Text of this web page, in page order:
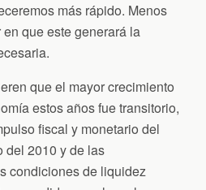
más rápido. Menos
que este generará la
que el mayor crecimiento
estos años fue transitorio,
fiscal y monetario del
del 2010 y de las
condiciones de liquidez